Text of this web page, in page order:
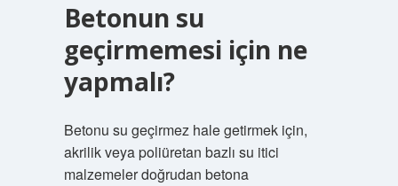
Betonun su
geçirmemesi için ne
yapmalı?
Betonu su geçirmez hale getirmek için,
akrilik veya poliüretan bazlı su itici
malzemeler doğrudan betona